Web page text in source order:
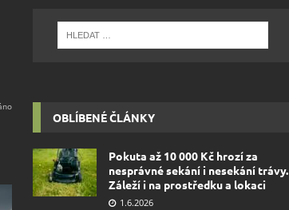
OBLÍBENÉ ČLÁNKY
Pokuta až 10 000 Kč hrozí za
nesprávné sekání i nesekání trávy.
Záleží i na prostředku a lokaci
1.6.2026